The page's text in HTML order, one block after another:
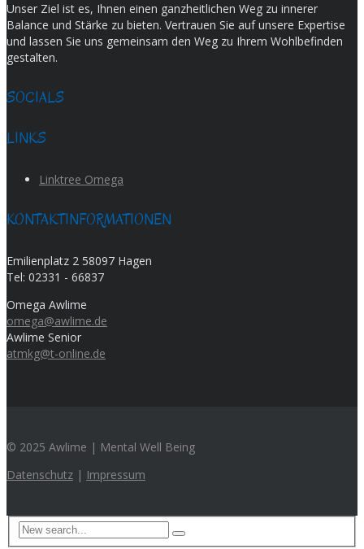
Unser Ziel ist es, Ihnen einen ganzheitlichen Weg zu innerer
Balance und Stärke zu bieten. Vertrauen Sie auf unsere Expertise
und lassen Sie uns gemeinsam den Weg zu Ihrem Wohlbefinden
gestalten.
SOCIALS
LINKS
Linktree Omega
KONTAKTINFORMATIONEN
Emilienplatz 2 58097 Hagen
Tel: 02331 - 66837
Omega Awlime
omega@awlime.de
Awlime Senior
atmkg@t-online.de
© 2025 Awlime | Mental Well Being
Datenschutz | Impressum